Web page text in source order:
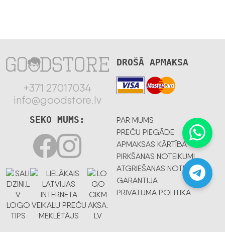
+371 27017034
info@goodstore.lv
DROŠĀ APMAKSA
PAR MUMS
PREČU PIEGĀDE
APMAKSAS KĀRTĪBA
PIRKŠANAS NOTEIKUMI
ATGRIEŠANAS NOTEIKUMI
GARANTIJA
PRIVĀTUMA POLITIKA
SEKO MUMS: